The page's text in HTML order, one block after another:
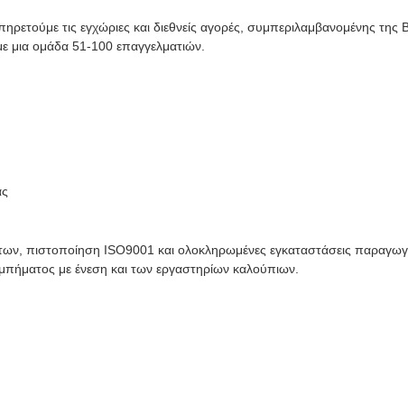
τις εγχώριες και διεθνείς αγορές, συμπεριλαμβανομένης της
μια ομάδα 51-100 επαγγελματιών.
πιστοποίηση ISO9001 και ολοκληρωμένες εγκαταστάσεις
με ένεση και των εργαστηρίων καλούπιων.